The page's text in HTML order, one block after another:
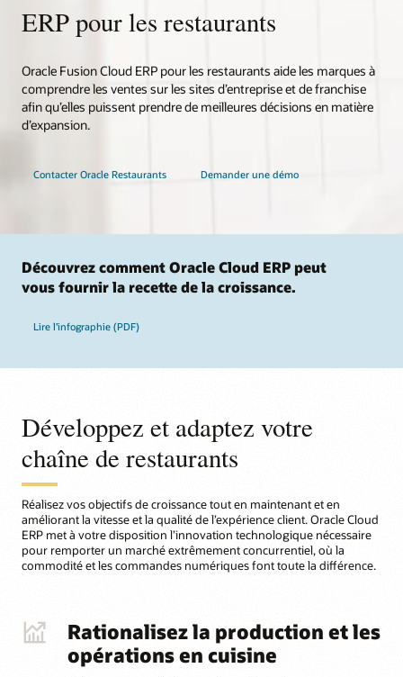
ERP pour les restaurants
Oracle Fusion Cloud ERP pour les restaurants aide les marques à
comprendre les ventes sur les sites d’entreprise et de franchise
afin qu’elles puissent prendre de meilleures décisions en matière
d’expansion.
Contacter Oracle Restaurants Demander une démo
Découvrez comment Oracle Cloud ERP peut
vous fournir la recette de la croissance.
Lire l’infographie (PDF)
Développez et adaptez votre
chaîne de restaurants
Réalisez vos objectifs de croissance tout en maintenant et en
améliorant la vitesse et la qualité de l’expérience client. Oracle Cloud
ERP met à votre disposition l’innovation technologique nécessaire
pour remporter un marché extrêmement concurrentiel, où la
commodité et les commandes numériques font toute la différence.
Rationalisez la production et les
opérations en cuisine